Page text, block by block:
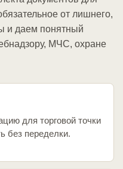
от лишнего,
и даем понятный
МЧС, охране
для торговой точки
без переделки.